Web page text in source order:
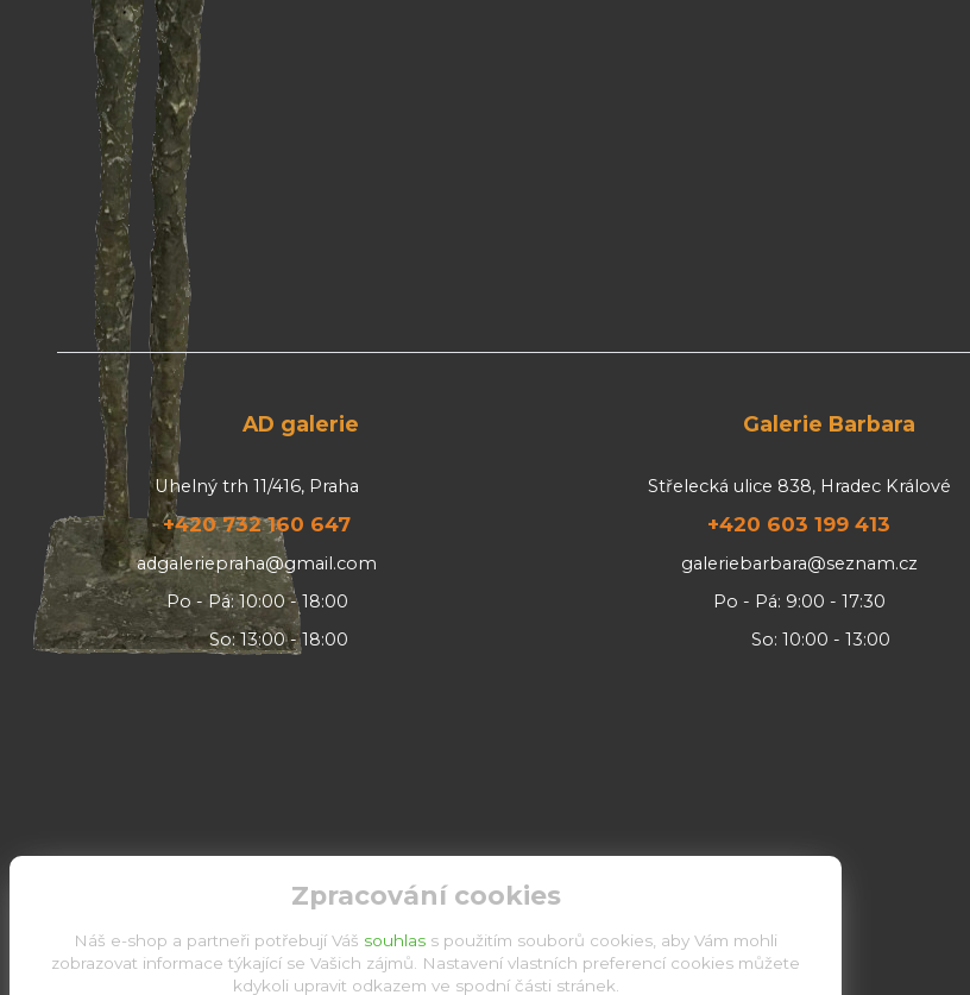
AD galerie
Uhelný trh 11/416, Praha
+420 732 160 647
adgaleriepraha@gmail.com
Po - Pá: 10:00 - 18:00
So: 13:00 - 18:00
Galerie Barbara
Střelecká ulice 838, Hradec Králové
+420 603 199 413
galeriebarbara@seznam.cz
Po - Pá: 9:00 - 17:30
So: 10:00 - 13:00
Zpracování cookies
Náš e-shop a partneři potřebují Váš souhlas s použitím souborů cookies, aby Vám mohli
zobrazovat informace týkající se Vašich zájmů. Nastavení vlastních preferencí cookies můžete
kdykoli upravit odkazem ve spodní části stránek.